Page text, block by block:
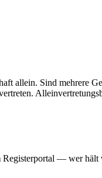
allein. Sind mehrere
Registerportal — wer hält